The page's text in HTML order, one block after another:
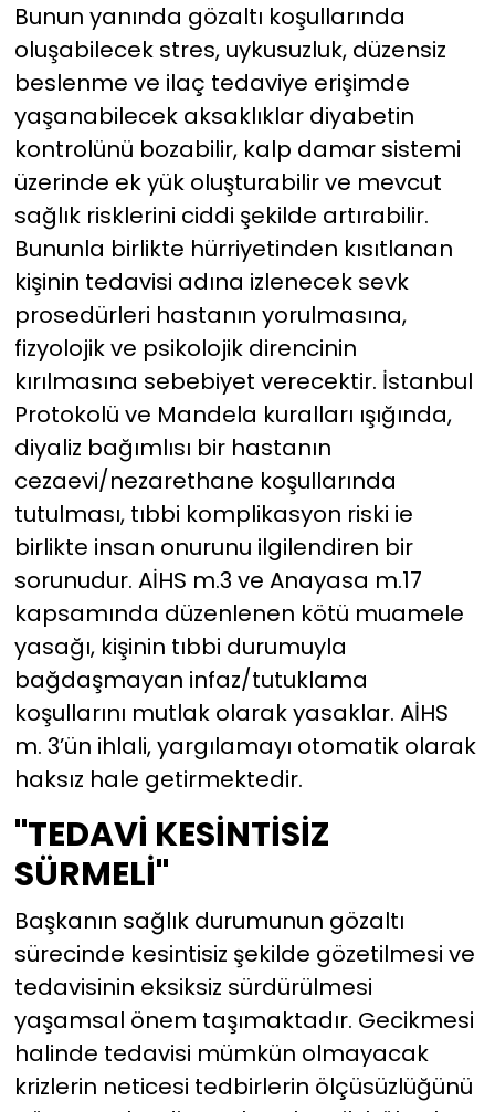
Bunun yanında gözaltı koşullarında
oluşabilecek stres, uykusuzluk, düzensiz
beslenme ve ilaç tedaviye erişimde
yaşanabilecek aksaklıklar diyabetin
kontrolünü bozabilir, kalp damar sistemi
üzerinde ek yük oluşturabilir ve mevcut
sağlık risklerini ciddi şekilde artırabilir.
Bununla birlikte hürriyetinden kısıtlanan
kişinin tedavisi adına izlenecek sevk
prosedürleri hastanın yorulmasına,
fizyolojik ve psikolojik direncinin
kırılmasına sebebiyet verecektir. İstanbul
Protokolü ve Mandela kuralları ışığında,
diyaliz bağımlısı bir hastanın
cezaevi/nezarethane koşullarında
tutulması, tıbbi komplikasyon riski ie
birlikte insan onurunu ilgilendiren bir
sorunudur. AİHS m.3 ve Anayasa m.17
kapsamında düzenlenen kötü muamele
yasağı, kişinin tıbbi durumuyla
bağdaşmayan infaz/tutuklama
koşullarını mutlak olarak yasaklar. AİHS
m. 3’ün ihlali, yargılamayı otomatik olarak
haksız hale getirmektedir.
"TEDAVİ KESİNTİSİZ
SÜRMELİ"
Başkanın sağlık durumunun gözaltı
sürecinde kesintisiz şekilde gözetilmesi ve
tedavisinin eksiksiz sürdürülmesi
yaşamsal önem taşımaktadır. Gecikmesi
halinde tedavisi mümkün olmayacak
krizlerin neticesi tedbirlerin ölçüsüzlüğünü